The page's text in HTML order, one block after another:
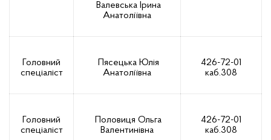
Валевська Ірина
Анатоліївна
Головний
спеціаліст
Пясецька Юлія
Анатоліївна
426-72-01
каб.308
Головний
спеціаліст
Половиця Ольга
Валентинівна
426-72-01
каб.308